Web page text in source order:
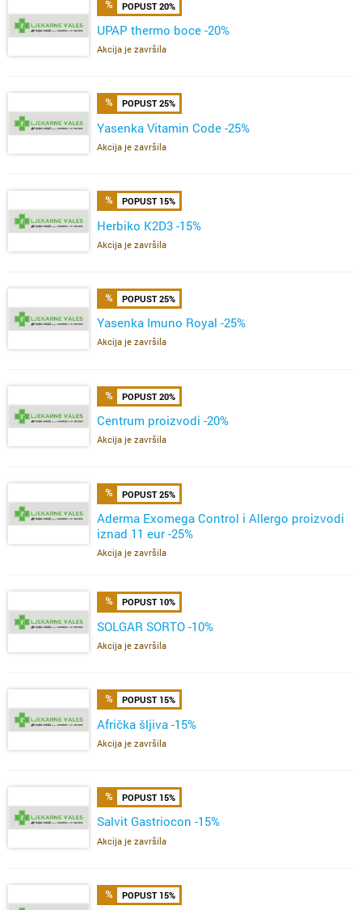
POPUST 20%
UPAP thermo boce -20%
Akcija je završila
POPUST 25%
Yasenka Vitamin Code -25%
Akcija je završila
POPUST 15%
Herbiko K2D3 -15%
Akcija je završila
POPUST 25%
Yasenka Imuno Royal -25%
Akcija je završila
POPUST 20%
Centrum proizvodi -20%
Akcija je završila
POPUST 25%
Aderma Exomega Control i Allergo proizvodi
iznad 11 eur -25%
Akcija je završila
POPUST 10%
SOLGAR SORTO -10%
Akcija je završila
POPUST 15%
Afrička šljiva -15%
Akcija je završila
POPUST 15%
Salvit Gastriocon -15%
Akcija je završila
POPUST 15%